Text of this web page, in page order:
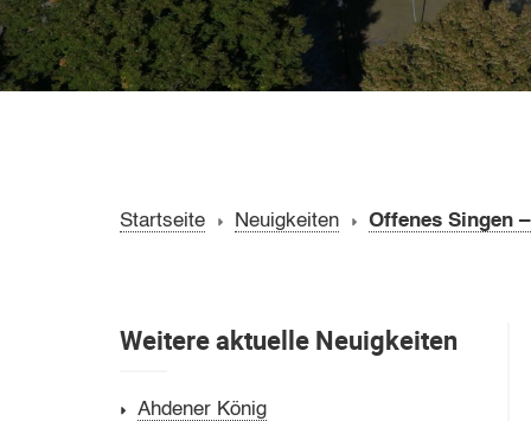
Startseite Neuigkeiten Offenes Singen
Weitere aktuelle Neuigkeiten
Ahdener König